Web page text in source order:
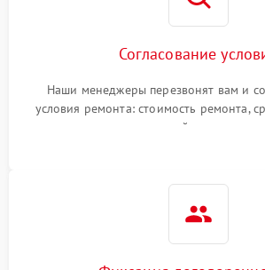
Согласование
Наши менеджеры перезвонят вам и
условия ремонта: стоимость ремонта,
гарантийные условия